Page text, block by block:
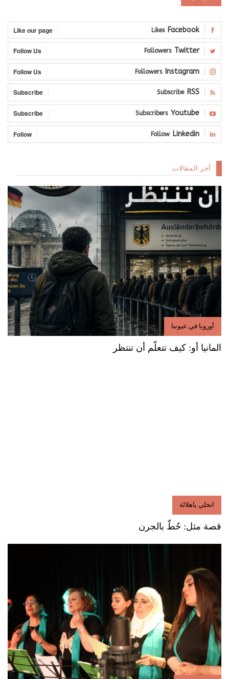
Facebook
Likes
Like our page
Twitter
Followers
Follow Us
Instagram
Followers
Follow Us
RSS
Subscribe
Subscribe
Youtube
Subscribers
Subscribe
Linkedin
Follow
Follow
آخر المقالات
أوروبا في عيوننا
المانيا أو: كيف تتعلّم أن تنتظر
انخلي ياهلالة
قصة مثل: حُطّ بالجرن